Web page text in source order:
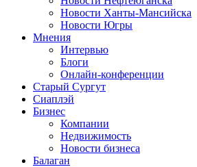
Новости Ханты-Мансийска
Новости Югры
Мнения
Интервью
Блоги
Онлайн-конференции
Старый Сургут
Сиаплэй
Бизнес
Компании
Недвижимость
Новости бизнеса
Балаган